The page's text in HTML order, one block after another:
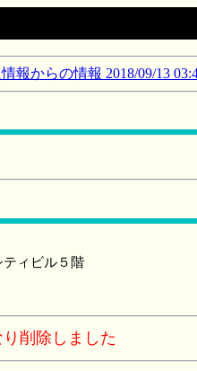
報からの情報 2018/09/13
ィビル５階
削除しました